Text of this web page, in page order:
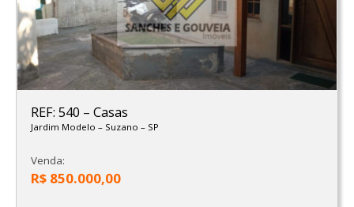
REF: 540 – Casas
Jardim Modelo – Suzano – SP
Venda:
R$ 850.000,00